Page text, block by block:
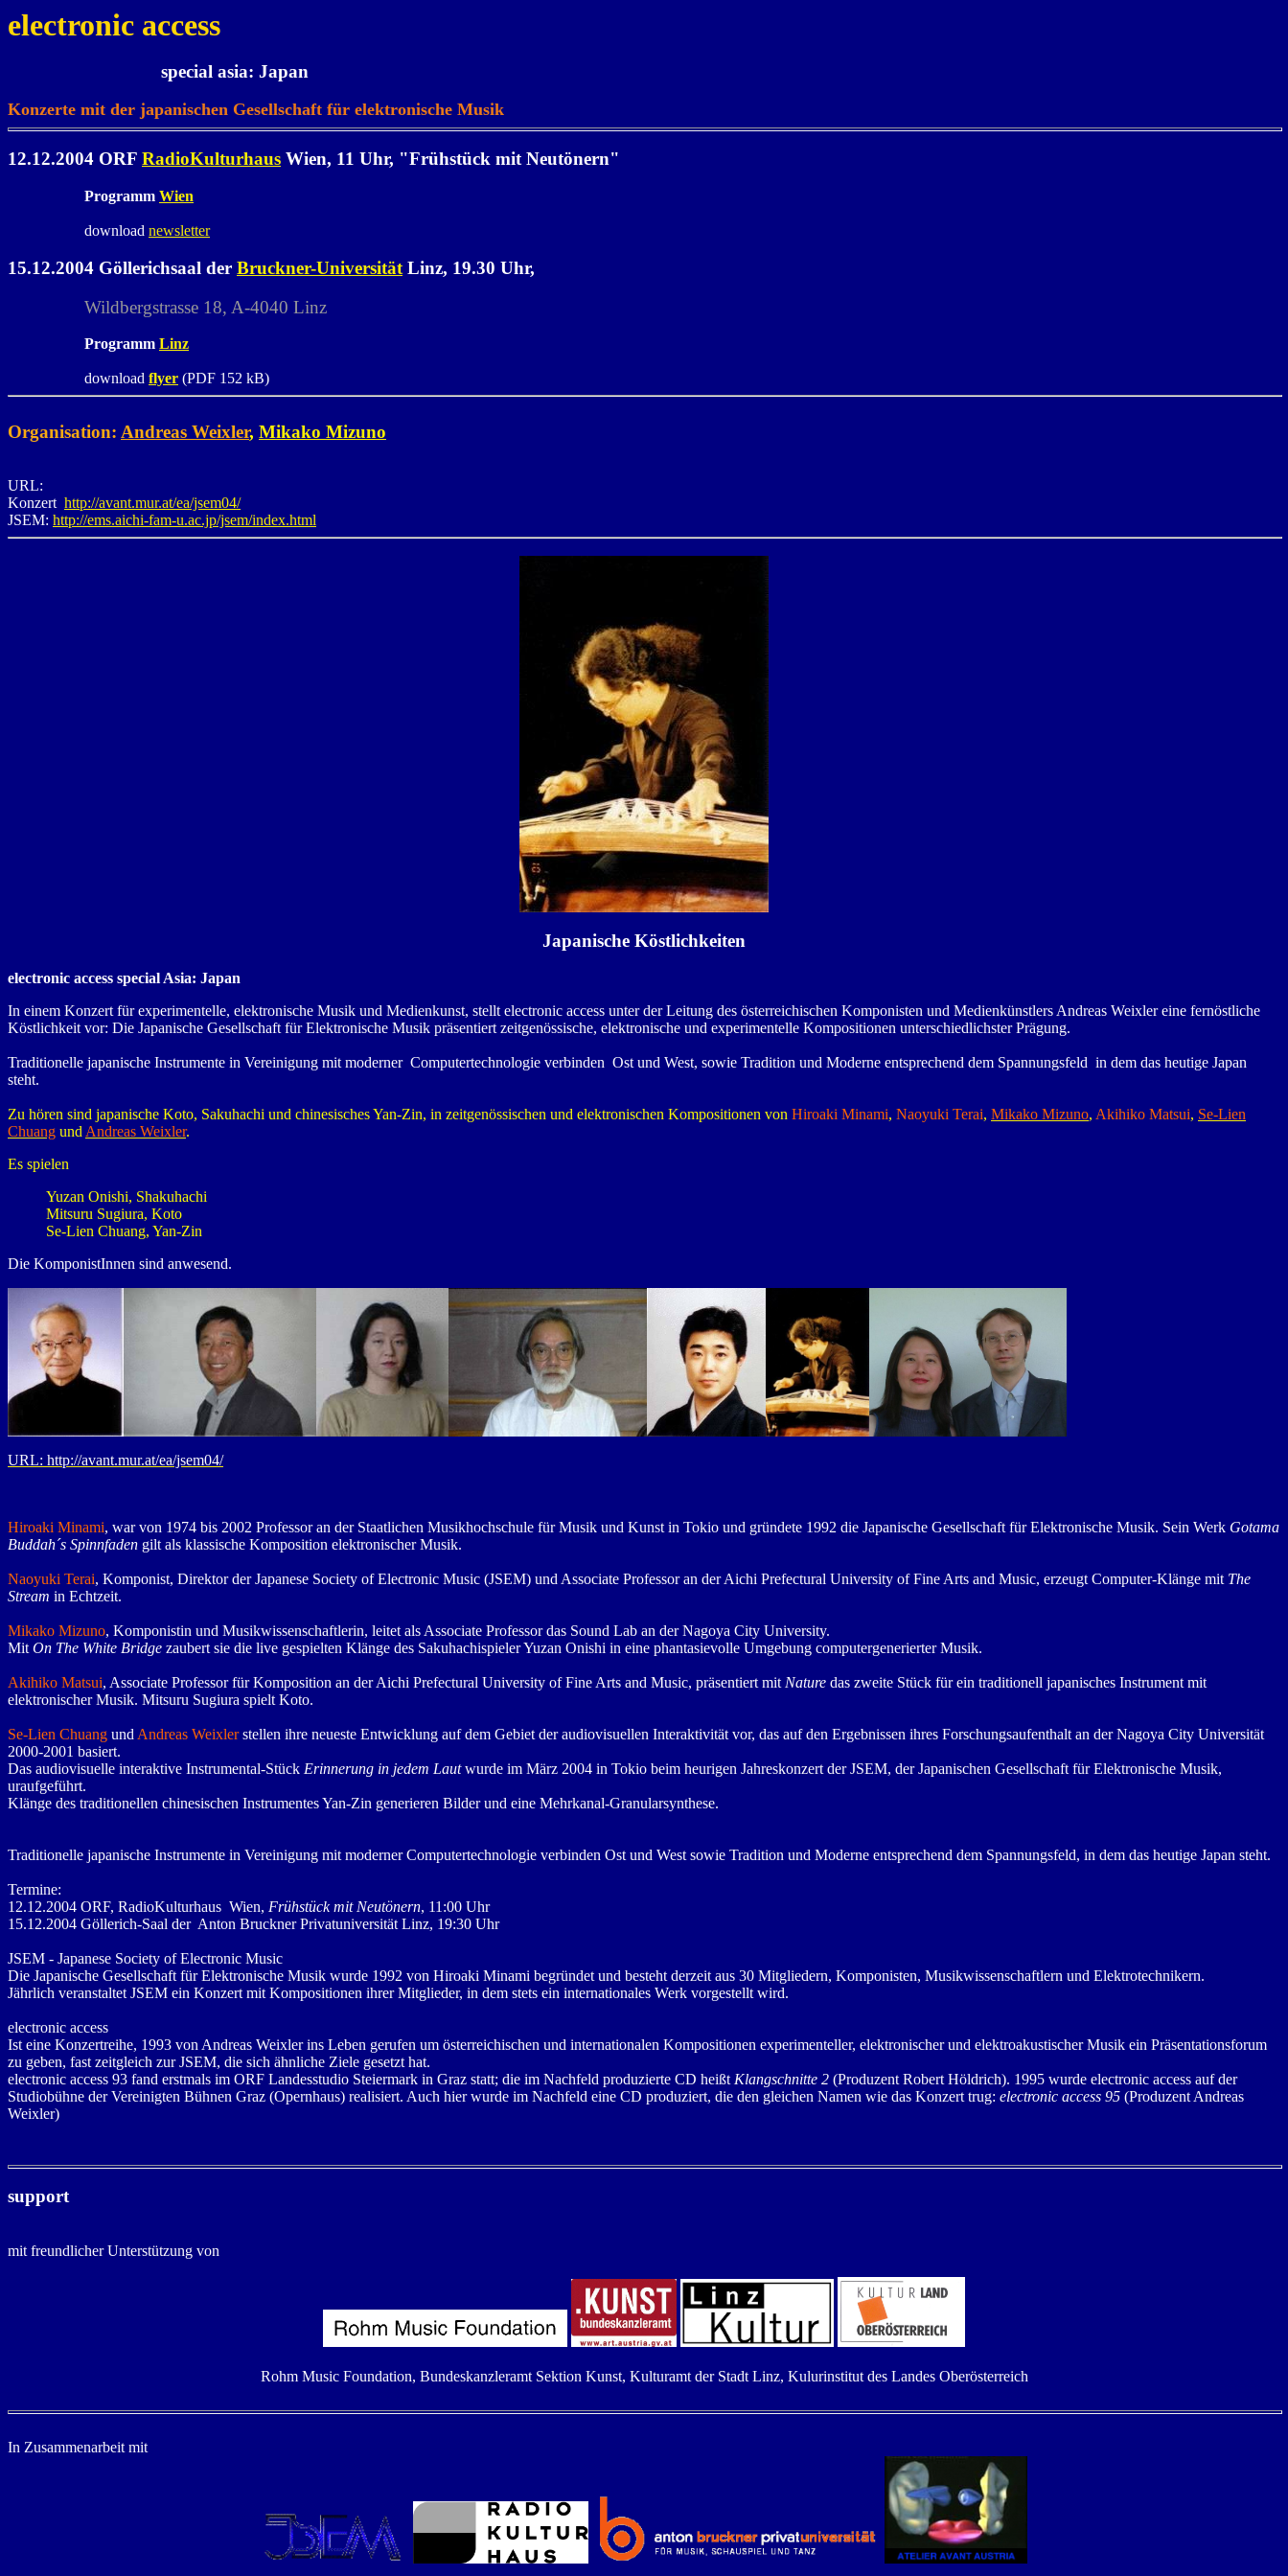
electronic access
special asia: Japan
Konzerte mit der japanischen Gesellschaft für elektronische Musik
12.12.2004 ORF RadioKulturhaus Wien, 11 Uhr, "Frühstück mit Neutönern"
Programm Wien
download newsletter
15.12.2004 Göllerichsaal der Bruckner-Universität Linz, 19.30 Uhr,
Wildbergstrasse 18, A-4040 Linz
Programm Linz
download flyer (PDF 152 kB)
Organisation: Andreas Weixler, Mikako Mizuno
URL:
Konzert http://avant.mur.at/ea/jsem04/
JSEM: http://ems.aichi-fam-u.ac.jp/jsem/index.html
Japanische Köstlichkeiten
electronic access special Asia: Japan
In einem Konzert für experimentelle, elektronische Musik und Medienkunst, stellt electronic access unter der Leitung des österreichischen Komponisten und Medienkünstlers Andreas Weixler eine fernöstliche
Köstlichkeit vor: Die Japanische Gesellschaft für Elektronische Musik präsentiert zeitgenössische, elektronische und experimentelle Kompositionen unterschiedlichster Prägung.
Traditionelle japanische Instrumente in Vereinigung mit moderner Computertechnologie verbinden Ost und West, sowie Tradition und Moderne entsprechend dem Spannungsfeld in dem das heutige Japan
steht.
Zu hören sind japanische Koto, Sakuhachi und chinesisches Yan-Zin, in zeitgenössischen und elektronischen Kompositionen von Hiroaki Minami, Naoyuki Terai, Mikako Mizuno, Akihiko Matsui, Se-Lien
Chuang und Andreas Weixler.
Es spielen
Yuzan Onishi, Shakuhachi
Mitsuru Sugiura, Koto
Se-Lien Chuang, Yan-Zin
Die KomponistInnen sind anwesend.
URL: http://avant.mur.at/ea/jsem04/
Hiroaki Minami, war von 1974 bis 2002 Professor an der Staatlichen Musikhochschule für Musik und Kunst in Tokio und gründete 1992 die Japanische Gesellschaft für Elektronische Musik. Sein Werk Gotama
Buddah´s Spinnfaden gilt als klassische Komposition elektronischer Musik.
Naoyuki Terai, Komponist, Direktor der Japanese Society of Electronic Music (JSEM) und Associate Professor an der Aichi Prefectural University of Fine Arts and Music, erzeugt Computer-Klänge mit The
Stream in Echtzeit.
Mikako Mizuno, Komponistin und Musikwissenschaftlerin, leitet als Associate Professor das Sound Lab an der Nagoya City University.
Mit On The White Bridge zaubert sie die live gespielten Klänge des Sakuhachispieler Yuzan Onishi in eine phantasievolle Umgebung computergenerierter Musik.
Akihiko Matsui, Associate Professor für Komposition an der Aichi Prefectural University of Fine Arts and Music, präsentiert mit Nature das zweite Stück für ein traditionell japanisches Instrument mit
elektronischer Musik. Mitsuru Sugiura spielt Koto.
Se-Lien Chuang und Andreas Weixlerstellen ihre neueste Entwicklung auf dem Gebiet der audiovisuellen Interaktivität vor, das auf den Ergebnissen ihres Forschungsaufenthalt an der Nagoya City Universität
2000-2001 basiert.
Das audiovisuelle interaktive Instrumental-Stück Erinnerung in jedem Lautwurde im März 2004 in Tokio beim heurigen Jahreskonzert der JSEM, der Japanischen Gesellschaft für Elektronische Musik,
uraufgeführt.
Klänge des traditionellen chinesischen Instrumentes Yan-Zin generieren Bilder und eine Mehrkanal-Granularsynthese.
Traditionelle japanische Instrumente in Vereinigung mit moderner Computertechnologie verbinden Ost und West sowie Tradition und Moderne entsprechend dem Spannungsfeld, in dem das heutige Japan steht.
Termine:
12.12.2004 ORF, RadioKulturhaus Wien, Frühstück mit Neutönern, 11:00 Uhr
15.12.2004 Göllerich-Saal der Anton Bruckner Privatuniversität Linz, 19:30 Uhr
JSEM - Japanese Society of Electronic Music
Die Japanische Gesellschaft für Elektronische Musik wurde 1992 von Hiroaki Minami begründet und besteht derzeit aus 30 Mitgliedern, Komponisten, Musikwissenschaftlern und Elektrotechnikern.
Jährlich veranstaltet JSEM ein Konzert mit Kompositionen ihrer Mitglieder, in dem stets ein internationales Werk vorgestellt wird.
electronic access
Ist eine Konzertreihe, 1993 von Andreas Weixler ins Leben gerufen um österreichischen und internationalen Kompositionen experimenteller, elektronischer und elektroakustischer Musik ein Präsentationsforum
zu geben, fast zeitgleich zur JSEM, die sich ähnliche Ziele gesetzt hat.
electronic access 93 fand erstmals im ORF Landesstudio Steiermark in Graz statt; die im Nachfeld produzierte CD heißt Klangschnitte 2 (Produzent Robert Höldrich). 1995 wurde electronic access auf der
Studiobühne der Vereinigten Bühnen Graz (Opernhaus) realisiert. Auch hier wurde im Nachfeld eine CD produziert, die den gleichen Namen wie das Konzert trug: electronic access 95 (Produzent Andreas
Weixler)
support
mit freundlicher Unterstützung von
Rohm Music Foundation, Bundeskanzleramt Sektion Kunst, Kulturamt der Stadt Linz, Kulurinstitut des Landes Oberösterreich
In Zusammenarbeit mit